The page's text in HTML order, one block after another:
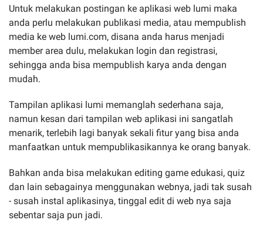
Untuk melakukan postingan ke aplikasi web lumi maka
anda perlu melakukan publikasi media, atau mempublish
media ke web lumi.com, disana anda harus menjadi
member area dulu, melakukan login dan registrasi,
sehingga anda bisa mempublish karya anda dengan
mudah.
Tampilan aplikasi lumi memanglah sederhana saja,
namun kesan dari tampilan web aplikasi ini sangatlah
menarik, terlebih lagi banyak sekali fitur yang bisa anda
manfaatkan untuk mempublikasikannya ke orang banyak.
Bahkan anda bisa melakukan editing game edukasi, quiz
dan lain sebagainya menggunakan webnya, jadi tak susah
- susah instal aplikasinya, tinggal edit di web nya saja
sebentar saja pun jadi.